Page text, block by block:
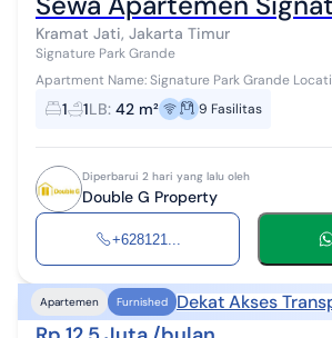
Kramat Jati, Jakarta Timur
Signature Park Grande
Apartment Name: Signature Park Grande
kav. 20, Kramat Jati, Jakarta Timur Tower / Floor
Middle Floor / Cit...
1 1LB: 42 m² 9 Fasilitas
Diperbarui 2 hari yang lalu oleh
Double G Property
+628121...
Apartemen Furnished Dekat Akses